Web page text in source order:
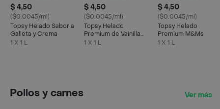
$ 4,50
($0.0045/ml)
Topsy Helado Sabor a
Galleta y Crema
1 X 1 L
$ 4,50
($0.0045/ml)
Topsy Helado
Premium de Vainilla
con Marmoleado de
1 X 1 L
$ 4,50
($0.0045/ml)
Topsy Helado
Premium M&Ms
1 X 1 L
Pollos y carnes Ver más